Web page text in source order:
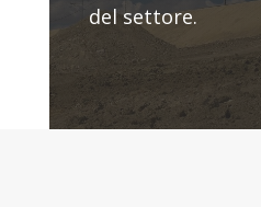
del settore.